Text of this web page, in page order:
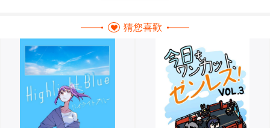
猜您喜歡